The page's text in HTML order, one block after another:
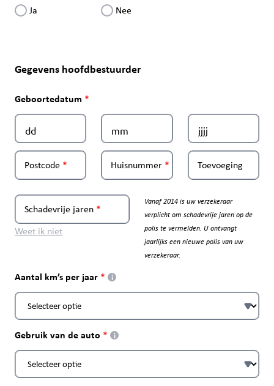
Ja Nee
Gegevens hoofdbestuurder
Geboortedatum
Postcode Huisnummer Toevoeging
Schadevrije jaren
Weet ik niet
Vanaf 2014 is uw verzekeraar
verplicht om schadevrije jaren op de
polis te vermelden. U ontvangt
jaarlijks een nieuwe polis van uw
verzekeraar.
Aantal km’s per jaar i
Gebruik van de auto i